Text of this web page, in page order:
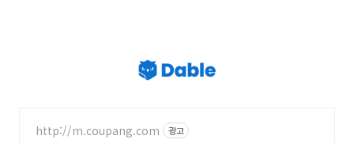
http://m.coupang.com 광고